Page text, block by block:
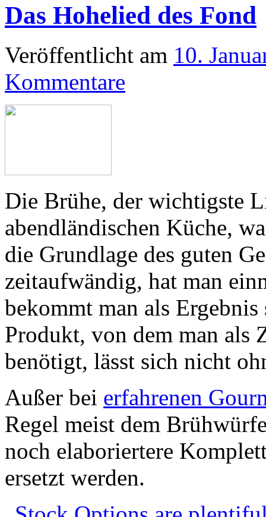
Das Hohelied des Fond
Veröffentlicht am 10.
Kommentare
Die Brühe, der wichtigste
abendländischen Küche,
die Grundlage des guten
zeitaufwändig, hat man
bekommt man als
Produkt, von dem man als
benötigt, lässt sich nicht
Außer bei erfahrenen
Regel meist dem
noch elaboriertere
ersetzt werden.